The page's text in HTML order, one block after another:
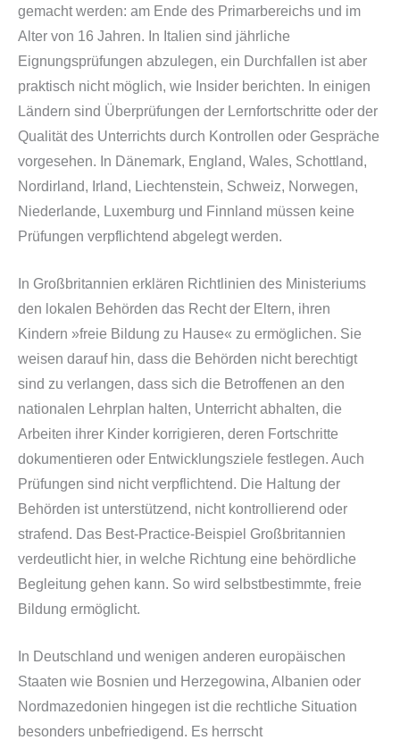
gemacht werden: am Ende des Primarbereichs und im
Alter von 16 Jahren. In Italien sind jährliche
Eignungsprüfungen abzulegen, ein Durchfallen ist aber
praktisch nicht möglich, wie Insider berichten. In einigen
Ländern sind Überprüfungen der Lernfortschritte oder der
Qualität des Unterrichts durch Kontrollen oder Gespräche
vorgesehen. In Dänemark, England, Wales, Schottland,
Nordirland, Irland, Liechtenstein, Schweiz, Norwegen,
Niederlande, Luxemburg und Finnland müssen keine
Prüfungen verpflichtend abgelegt werden.
In Großbritannien erklären Richtlinien des Ministeriums
den lokalen Behörden das Recht der Eltern, ihren
Kindern »freie Bildung zu Hause« zu ermöglichen. Sie
weisen darauf hin, dass die Behörden nicht berechtigt
sind zu verlangen, dass sich die Betroffenen an den
nationalen Lehrplan halten, Unterricht abhalten, die
Arbeiten ihrer Kinder korrigieren, deren Fortschritte
dokumentieren oder Entwicklungsziele festlegen. Auch
Prüfungen sind nicht verpflichtend. Die Haltung der
Behörden ist unterstützend, nicht kontrollierend oder
strafend. Das Best-Practice-Beispiel Großbritannien
verdeutlicht hier, in welche Richtung eine behördliche
Begleitung gehen kann. So wird selbstbestimmte, freie
Bildung ermöglicht.
In Deutschland und wenigen anderen europäischen
Staaten wie Bosnien und Herzegowina, Albanien oder
Nordmazedonien hingegen ist die rechtliche Situation
besonders unbefriedigend. Es herrscht